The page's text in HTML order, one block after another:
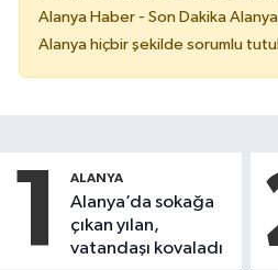
Alanya Haber - Son Dakika
Alanya hiçbir şekilde sorumlu
1 ALANYA
Alanya’da sokağa
çıkan yılan,
vatandaşı kovaladı